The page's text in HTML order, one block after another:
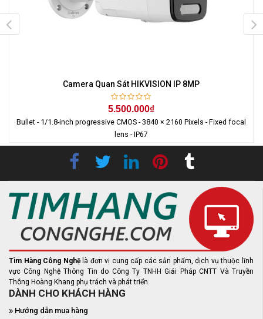
Camera Quan Sát HIKVISION IP 8MP
5.500.000₫
Bullet - 1/1.8-inch progressive CMOS - 3840 × 2160 Pixels - Fixed focal
lens - IP67
Tìm Hàng Công Nghệ là đơn vị cung cấp các sản phẩm, dịch vụ thuộc lĩnh
vực Công Nghệ Thông Tin do Công Ty TNHH Giải Pháp CNTT Và Truyền
Thông Hoàng Khang phụ trách và phát triển.
DÀNH CHO KHÁCH HÀNG
Hướng dẫn mua hàng